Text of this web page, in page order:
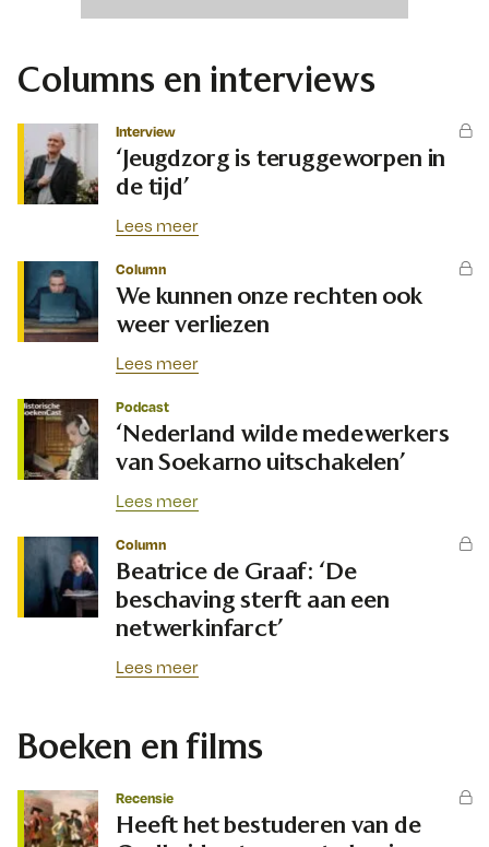
Columns en interviews
Interview
‘Jeugdzorg is teruggeworpen in
de tijd’
Lees meer
Column
We kunnen onze rechten ook
weer verliezen
Lees meer
Podcast
‘Nederland wilde medewerkers
van Soekarno uitschakelen’
Lees meer
Column
Beatrice de Graaf: ‘De
beschaving sterft aan een
netwerkinfarct’
Lees meer
Boeken en films
Recensie
Heeft het bestuderen van de